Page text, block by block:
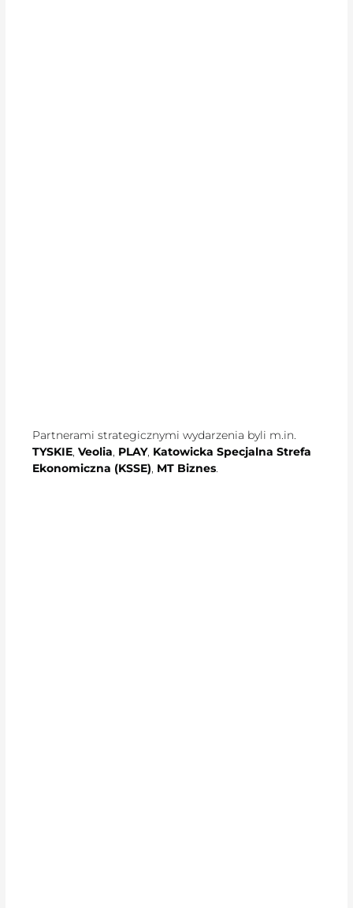
Partnerami strategicznymi wydarzenia byli m.in.
TYSKIE ,Veolia PLAY, Katowicka Specjalna Strefa
Ekonomiczna (KSSE) MT Biznes